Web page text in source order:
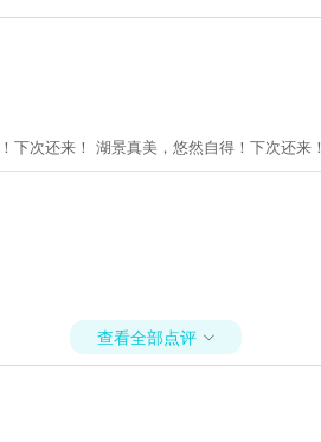
次还来！ 湖景真美，悠然自得！下次还来！
查看全部点评 